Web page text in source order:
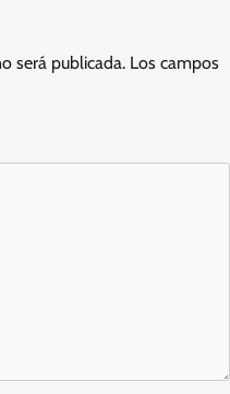
será publicada. Los campos